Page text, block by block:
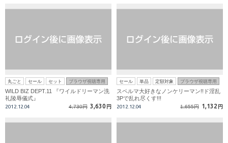
丸ごと セール セット ブラウザ視聴専用
WILD BIZ DEPT.11 『ワイルドリーマン洗
礼陵辱儀式』
2012.12.04 4,730円 3,630 円
セール 単品 定額対象 ブラウザ視聴専用
スペルマ大好きなノンケリーマン!!ド淫乱
3Pで乱れ尽くす!!!
2012.12.04 1,655円 1,132 円